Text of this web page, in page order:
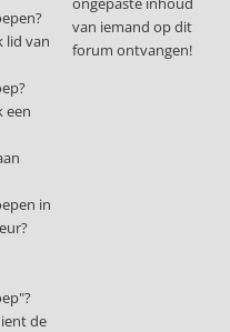
lid van
een
in
de
van iemand op dit
forum ontvangen!